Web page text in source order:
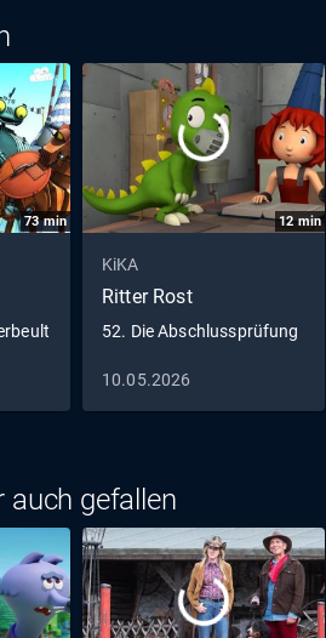
73min 12min
KiKA
Ritter Rost
52. Die Abschlussprüfung
10.05.2026
auch gefallen